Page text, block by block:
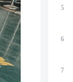
5
6
7